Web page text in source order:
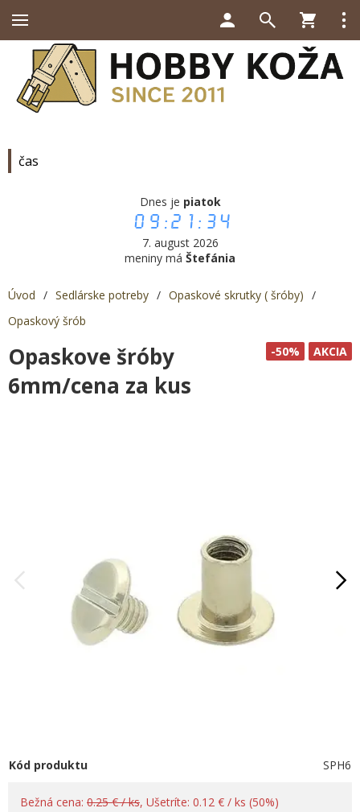
čas
Dnes je piatok
09:21:35
7. august 2026
meniny má Štefánia
Úvod / Sedlárske potreby / Opaskové skrutky ( šróby) /
Opaskový šrób
AKCIA
-50%
Opaskove šróby
6mm/cena za kus
Kód produktu SPH6
Bežná cena: 0.25 € / ks, Ušetríte: 0.12 € / ks (50%)